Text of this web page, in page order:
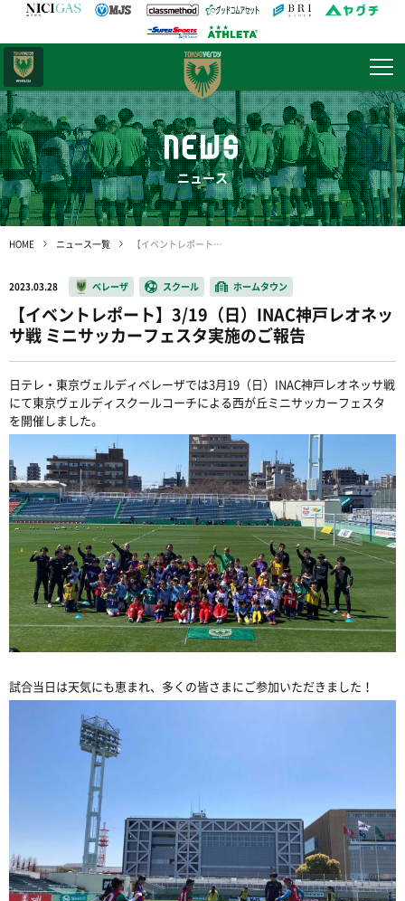
NEWS
ニュース
HOME ニュース一覧 【イベントレポート】3/19（日）INAC神戸レオネッサ戦 ミニサッカーフェスタ実施のご報告
2023.03.28 ベレーザ スクール ホームタウン
【イベントレポート】3/19（日）INAC神戸レオネッ
サ戦 ミニサッカーフェスタ実施のご報告
日テレ・東京ヴェルディベレーザでは3月19（日） INAC神戸レオネッサ戦
にて東京ヴェルディスクールコーチによる西が丘ミニサッカーフェスタ
を開催しました。
試合当日は天気にも恵まれ、多くの皆さまにご参加いただきました！